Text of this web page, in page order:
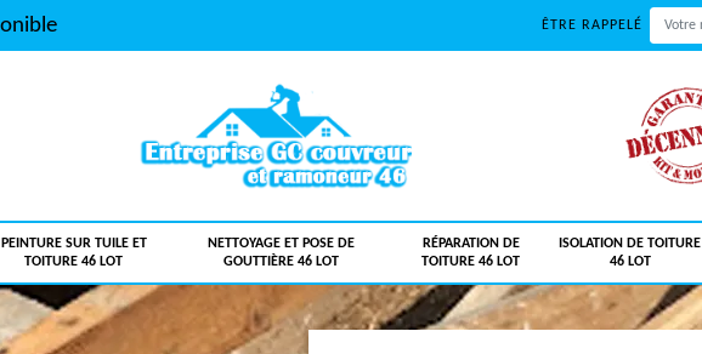
ÊTRE RAPPELÉ
PEINTURE SUR TUILE ET
TOITURE 46 LOT
NETTOYAGE ET POSE DE
GOUTTIÈRE 46 LOT
RÉPARATION DE
TOITURE 46 LOT
ISOLATION DE TOITURE
46 LOT